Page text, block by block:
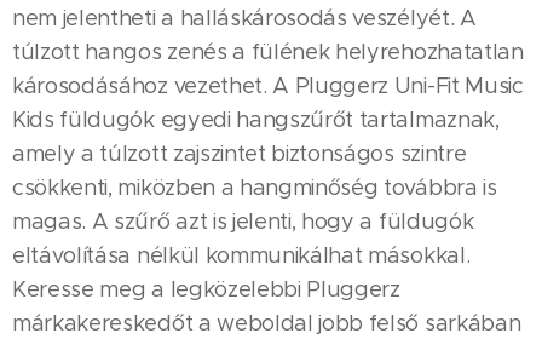
nem jelentheti a halláskárosodás veszélyét. A
túlzott hangos zenés a fülének helyrehozhatatlan
károsodásához vezethet. A Pluggerz Uni-Fit Music
Kids füldugók egyedi hangszűrőt tartalmaznak,
amely a túlzott zajszintet biztonságos szintre
csökkenti, miközben a hangminőség továbbra is
magas. A szűrő azt is jelenti, hogy a füldugók
eltávolítása nélkül kommunikálhat másokkal.
Keresse meg a legközelebbi Pluggerz
márkakereskedőt a weboldal jobb felső sarkában